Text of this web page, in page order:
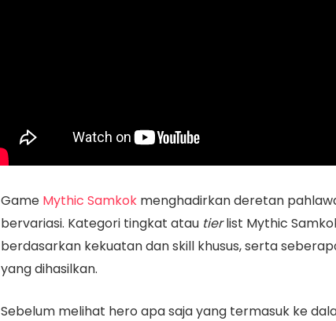
Game ​​ Mythic Samkok menghadirkan deretan
bervariasi. Kategori tingkat atau tierlist Mythic
berdasarkan kekuatan dan skill khusus, serta
yang dihasilkan.
Sebelum melihat hero apa saja yang termasuk ke